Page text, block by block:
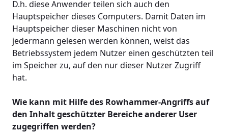
D.h. diese Anwender teilen sich auch den
Hauptspeicher dieses Computers. Damit Daten im
Hauptspeicher dieser Maschinen nicht von
jedermann gelesen werden können, weist das
Betriebssystem jedem Nutzer einen geschützten teil
im Speicher zu, auf den nur dieser Nutzer Zugriff
hat.
Wie kann mit Hilfe des Rowhammer-Angriffs auf
den Inhalt geschützter Bereiche anderer User
zugegriffen werden?